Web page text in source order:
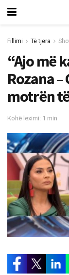
Fillimi Të tjera
“Ajo më
Rozana
motrën
Kohë leximi: 1 min